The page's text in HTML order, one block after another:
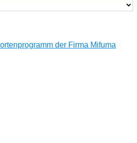
der Firma Mifuma